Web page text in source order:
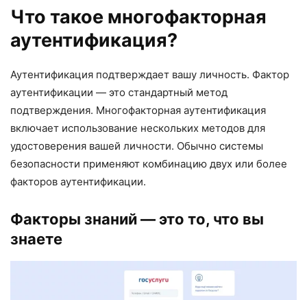
Что такое многофакторная
аутентификация?
Аутентификация подтверждает вашу личность. Фактор
аутентификации — это стандартный метод
подтверждения. Многофакторная аутентификация
включает использование нескольких методов для
удостоверения вашей личности. Обычно системы
безопасности применяют комбинацию двух или более
факторов аутентификации.
Факторы знаний — это то, что вы
знаете